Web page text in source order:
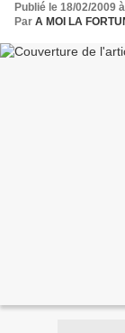
Publié le 18/02/2009
Par A MOI LA